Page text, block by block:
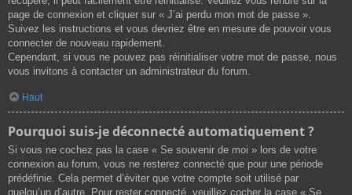
page de connexion et cliquer sur « J’ai perdu mon mot de passe ».
Suivez les instructions et vous devriez être en mesure de pouvoir vous
connecter de nouveau rapidement.
Cependant, si vous ne pouvez pas réinitialiser votre mot de passe, nous
vous invitons à contacter un administrateur du forum.
Haut
Pourquoi suis-je déconnecté automatiquement ?
Si vous ne cochez pas la case « Se souvenir de moi » lors de votre
connexion au forum, vous ne resterez connecté que pour une période
prédéfinie. Cela permet d’éviter que votre compte soit utilisé par
quelqu’un d’autre. Pour rester connecté, veuillez cocher la case « Se